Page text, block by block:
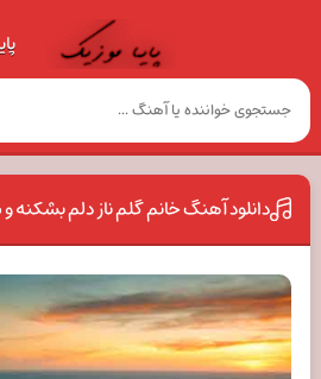
دانلود آهنگ خانم گلم ناز دلم